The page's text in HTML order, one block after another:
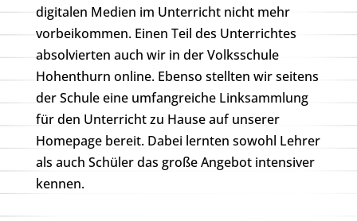
digitalen Medien im Unterricht nicht mehr
vorbeikommen. Einen Teil des Unterrichtes
absolvierten auch wir in der Volksschule
Hohenthurn online. Ebenso stellten wir seitens
der Schule eine umfangreiche Linksammlung
für den Unterricht zu Hause auf unserer
Homepage bereit. Dabei lernten sowohl Lehrer
als auch Schüler das große Angebot intensiver
kennen.